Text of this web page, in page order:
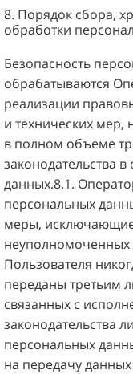
8. Порядок сбора,
обработки
Безопасность
обрабатываются
реализации
и технических
в полном объеме
законодательства
данных.8.1.
персональных
меры,
Пользователя
переданы третьим
связанных с
законодательства
персональных
на передачу